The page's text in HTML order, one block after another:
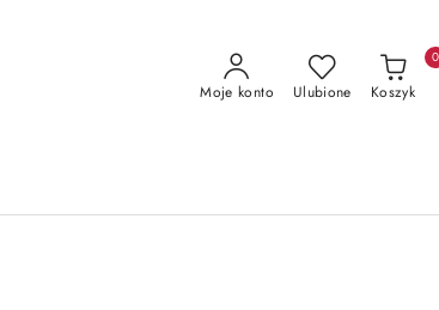
Moje konto Ulubione Koszyk
0